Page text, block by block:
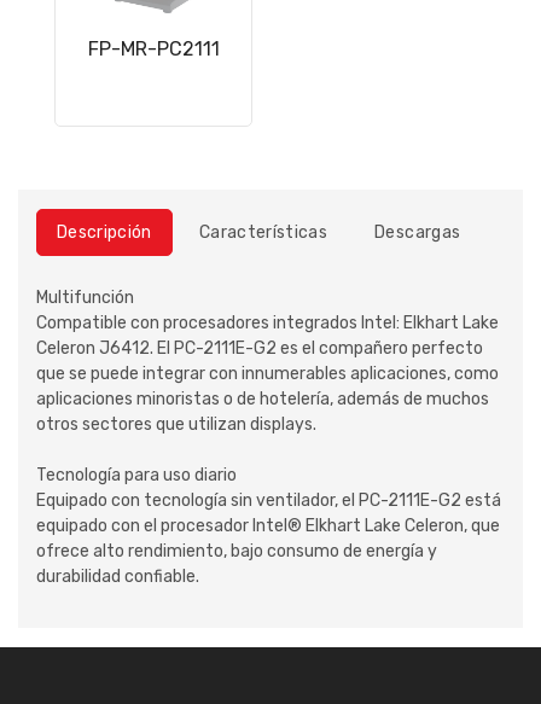
FP-MR-PC2111
Descripción Características Descargas
Multifunción
Compatible con procesadores integrados Intel: Elkhart Lake
Celeron J6412. El PC-2111E-G2 es el compañero perfecto
que se puede integrar con innumerables aplicaciones, como
aplicaciones minoristas o de hotelería, además de muchos
otros sectores que utilizan displays.
Tecnología para uso diario
Equipado con tecnología sin ventilador, el PC-2111E-G2 está
equipado con el procesador Intel® Elkhart Lake Celeron, que
ofrece alto rendimiento, bajo consumo de energía y
durabilidad confiable.